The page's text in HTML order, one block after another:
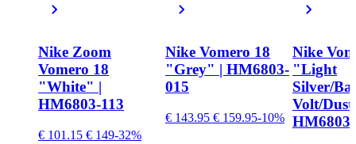
Nike Zoom
Vomero 18
"White" |
HM6803-113
€ 101.15 € 149-32%
Nike Vomero 18
"Grey" | HM6803-
015
€ 143.95 € 159.95-10%
Nike
"Light
Silver/
Volt/